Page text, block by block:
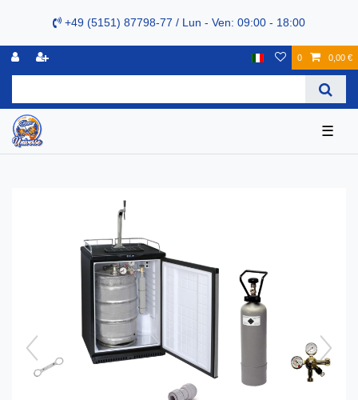
+49 (5151) 87798-77 / Lun - Ven: 09:00 - 18:00
0 0,00 €
☰